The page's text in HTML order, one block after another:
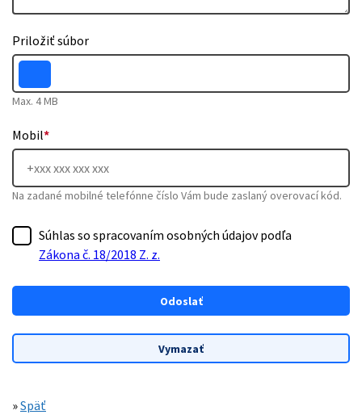
Priložiť súbor
Max. 4 MB
Mobil*
Na zadané mobilné telefónne číslo Vám bude zaslaný overovací kód.
Súhlas so spracovaním osobných údajov podľa
Zákona č. 18/2018 Z. z.
»Späť